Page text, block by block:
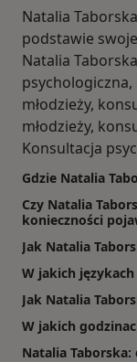
Natalia
podstawie
Natalia
młodzieży,
młodzieży,
Konsultacja
Gdzie Natalia
Czy Natalia
konieczności
Jak Natalia
W jakich
Jak Natalia
W jakich
Natalia